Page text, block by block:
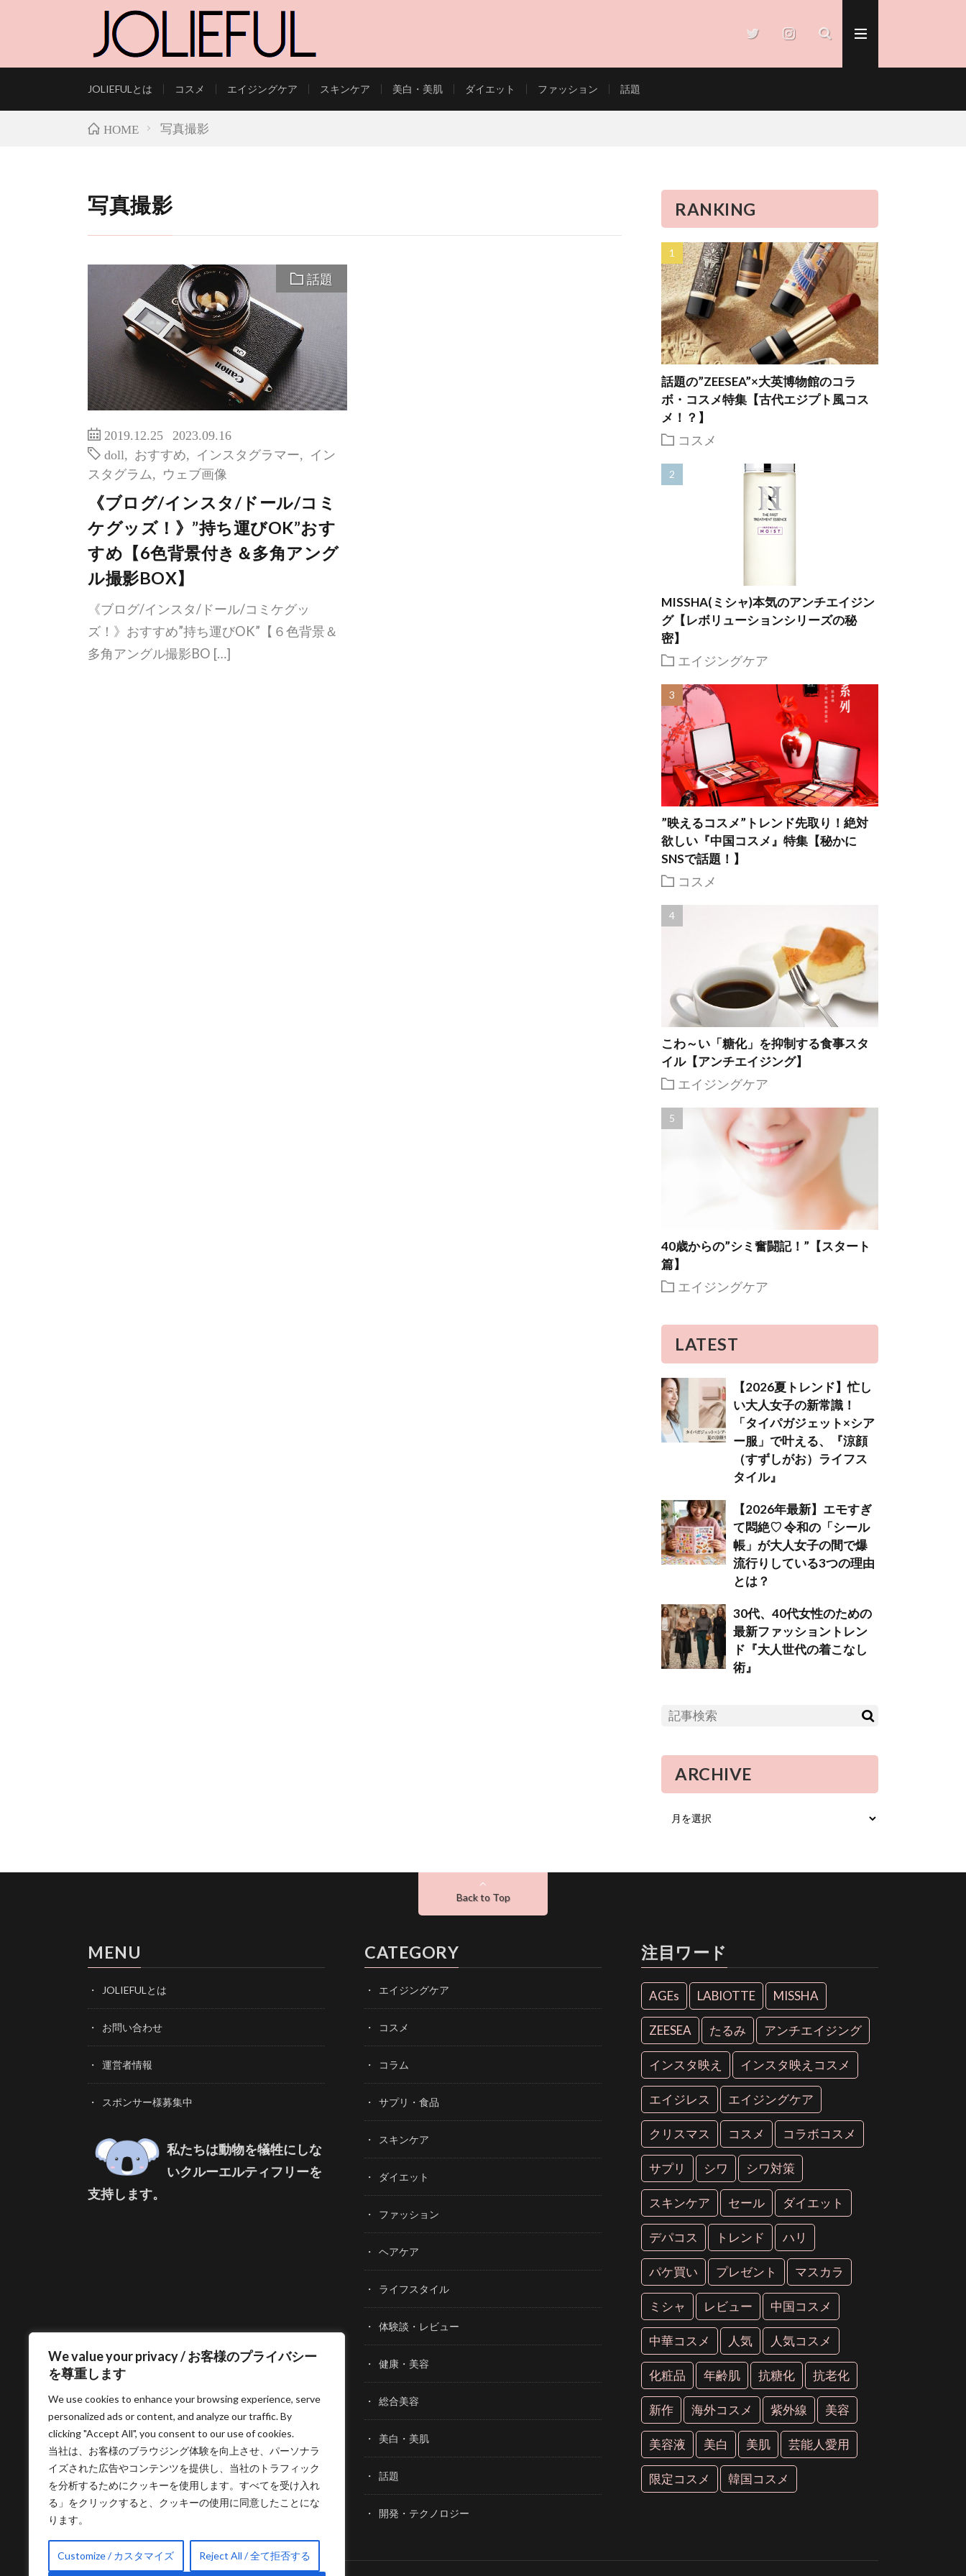
We value your privacy / お客様のプライバシー
を尊重します
We use cookies to enhance your browsing experience, serve
personalized ads or content, and analyze our traffic. By
clicking "Accept All", you consent to our use of cookies.
当社は、お客様のブラウジング体験を向上させ、パーソナラ
イズされた広告やコンテンツを提供し、当社のトラフィック
を分析するためにクッキーを使用します。すべてを受け入れ
る」をクリックすると、クッキーの使用に同意したことにな
ります。
Customize / カスタマイズ Reject All / 全て拒否する
LIFESTYLE AND BEAUTY WEB MAGAZINE
JOLIEFULとは コスメ エイジングケア スキンケア 美白・美肌 ダイエット ファッション 話題
HOME 写真撮影
写真撮影
話題
2019.12.25
2023.09.16
doll
おすすめ インスタグラマー
イン
スタグラム
ウェブ画像
《ブログ/インスタ/ドール/コミ
ケグッズ！》”持ち運びOK”おす
すめ【6色背景付き＆多角アング
ル撮影BOX】
《ブログ/インスタ/ドール/コミケグッ
ズ！》おすすめ”持ち運びOK”【６色背景＆
多角アングル撮影BO […]
RANKING
話題の”ZEESEA”×大英博物館のコラ
ボ・コスメ特集【古代エジプト風コス
メ！？】
コスメ
MISSHA(ミシャ)本気のアンチエイジン
グ【レボリューションシリーズの秘
密】
エイジングケア
”映えるコスメ”トレンド先取り！絶対
欲しい『中国コスメ』特集【秘かに
SNSで話題！】
コスメ
こわ～い「糖化」を抑制する食事スタ
イル【アンチエイジング】
エイジングケア
40歳からの”シミ奮闘記！”【スタート
篇】
エイジングケア
LATEST
【2026夏トレンド】忙し
い大人女子の新常識！
「タイパガジェット×シア
ー服」で叶える、『涼顔
（すずしがお）ライフス
タイル』
【2026年最新】エモすぎ
て悶絶♡ 令和の「シール
帳」が大人女子の間で爆
流行りしている3つの理由
とは？
30代、40代女性のための
最新ファッショントレン
ド『大人世代の着こなし
術』
ARCHIVE
Back to Top
MENU
JOLIEFULとは
お問い合わせ
運営者情報
スポンサー様募集中
私たちは動物を犠牲にしな
いクルーエルティフリーを
支持します。
CATEGORY
エイジングケア
コスメ
コラム
サプリ・食品
スキンケア
ダイエット
ファッション
ヘアケア
ライフスタイル
体験談・レビュー
健康・美容
総合美容
美白・美肌
話題
開発・テクノロジー
注目ワード
AGEs LABIOTTE MISSHA
ZEESEA たるみ アンチエイジング
インスタ映え インスタ映えコスメ
エイジレス エイジングケア
クリスマス コスメ コラボコスメ
サプリ シワ シワ対策
スキンケア セール ダイエット
デパコス トレンド ハリ
パケ買い プレゼント マスカラ
ミシャ レビュー 中国コスメ
中華コスメ 人気 人気コスメ
化粧品 年齢肌 抗糖化 抗老化
新作 海外コスメ 紫外線 美容
美容液 美白 美肌 芸能人愛用
限定コスメ 韓国コスメ